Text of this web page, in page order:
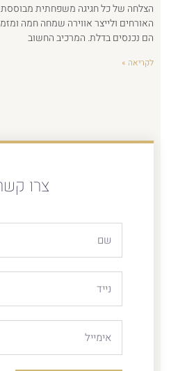
הצלחה של כל חגיגה משפחתית מבוססת
האורחים ולייצר אווירה שמחה חמה
הם נכנסים בדלת. המרכיב החשוב
לקריאה »
צרו